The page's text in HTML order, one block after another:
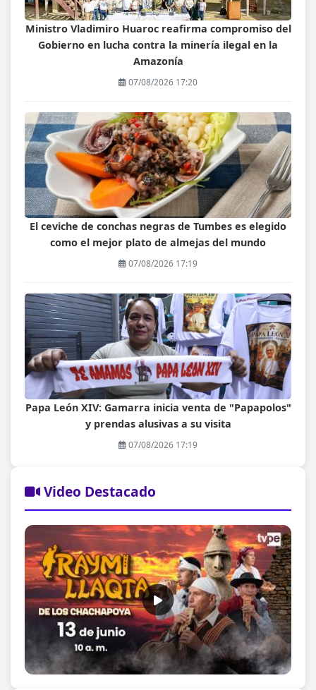
Ministro Vladimiro Huaroc reafirma compromiso del
Gobierno en lucha contra la minería ilegal en la
Amazonía
07/08/2026 17:20
El ceviche de conchas negras de Tumbes es elegido
como el mejor plato de almejas del mundo
07/08/2026 17:19
Papa León XIV: Gamarra inicia venta de "Papapolos"
y prendas alusivas a su visita
07/08/2026 17:19
Video Destacado